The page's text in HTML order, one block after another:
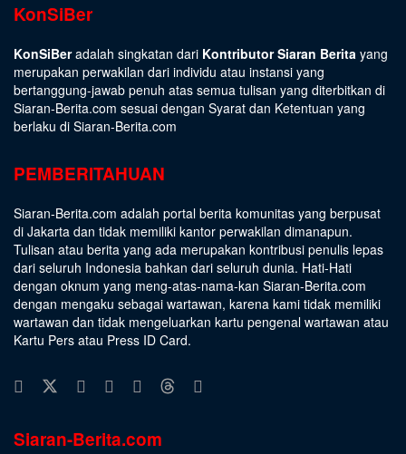
KonSiBer
KonSiBeradalah singkatan dari Kontributor Siaran Berita yang
merupakan perwakilan dari individu atau instansi yang
bertanggung-jawab penuh atas semua tulisan yang diterbitkan di
Siaran-Berita.com sesuai dengan Syarat dan Ketentuan yang
berlaku di Siaran-Berita.com
PEMBERITAHUAN
Siaran-Berita.com adalah portal berita komunitas yang berpusat
di Jakarta dan tidak memiliki kantor perwakilan dimanapun.
Tulisan atau berita yang ada merupakan kontribusi penulis lepas
dari seluruh Indonesia bahkan dari seluruh dunia. Hati-Hati
dengan oknum yang meng-atas-nama-kan Siaran-Berita.com
dengan mengaku sebagai wartawan, karena kami tidak memiliki
wartawan dan tidak mengeluarkan kartu pengenal wartawan atau
Kartu Pers atau Press ID Card.
Siaran-Berita.com